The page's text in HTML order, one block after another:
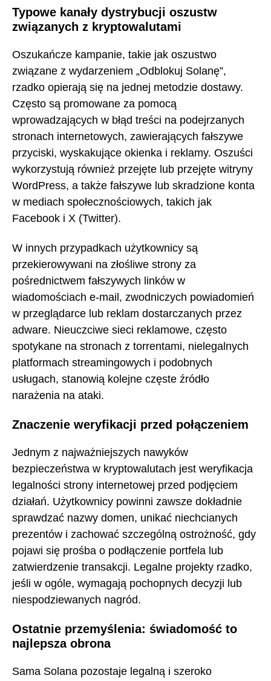
Typowe kanały dystrybucji oszustw
związanych z kryptowalutami
Oszukańcze kampanie, takie jak oszustwo
związane z wydarzeniem „Odblokuj Solanę”,
rzadko opierają się na jednej metodzie dostawy.
Często są promowane za pomocą
wprowadzających w błąd treści na podejrzanych
stronach internetowych, zawierających fałszywe
przyciski, wyskakujące okienka i reklamy. Oszuści
wykorzystują również przejęte lub przejęte witryny
WordPress, a także fałszywe lub skradzione konta
w mediach społecznościowych, takich jak
Facebook i X (Twitter).
W innych przypadkach użytkownicy są
przekierowywani na złośliwe strony za
pośrednictwem fałszywych linków w
wiadomościach e-mail, zwodniczych powiadomień
w przeglądarce lub reklam dostarczanych przez
adware. Nieuczciwe sieci reklamowe, często
spotykane na stronach z torrentami, nielegalnych
platformach streamingowych i podobnych
usługach, stanowią kolejne częste źródło
narażenia na ataki.
Znaczenie weryfikacji przed połączeniem
Jednym z najważniejszych nawyków
bezpieczeństwa w kryptowalutach jest weryfikacja
legalności strony internetowej przed podjęciem
działań. Użytkownicy powinni zawsze dokładnie
sprawdzać nazwy domen, unikać niechcianych
prezentów i zachować szczególną ostrożność, gdy
pojawi się prośba o podłączenie portfela lub
zatwierdzenie transakcji. Legalne projekty rzadko,
jeśli w ogóle, wymagają pochopnych decyzji lub
niespodziewanych nagród.
Ostatnie przemyślenia: świadomość to
najlepsza obrona
Sama Solana pozostaje legalną i szeroko